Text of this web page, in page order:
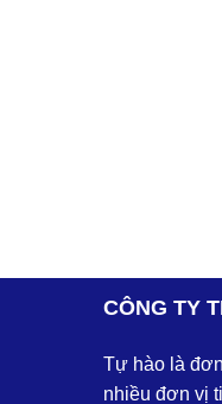
CÔNG TY
Tự hào là
nhiều đơn vị